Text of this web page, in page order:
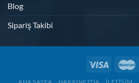
Blog
Sipariş Takibi